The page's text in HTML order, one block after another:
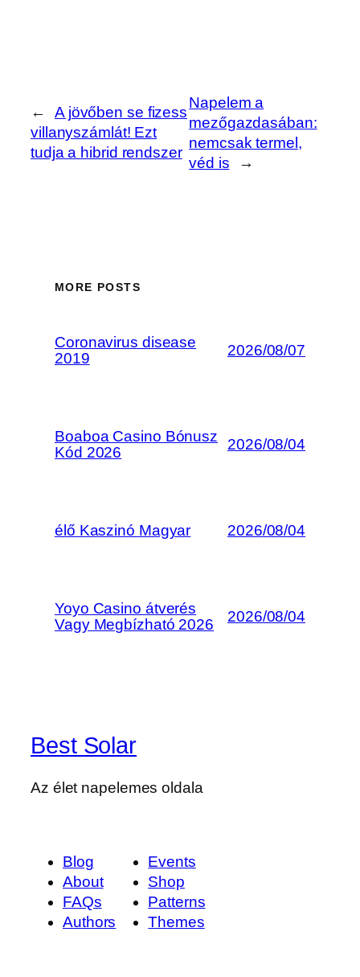
←
A jövőben se fizess
villanyszámlát! Ezt
tudja a hibrid rendszer
Napelem a
mezőgazdasában:
nemcsak termel,
véd is
→
MORE POSTS
Coronavirus disease
2019
2026/08/07
Boaboa Casino Bónusz
Kód 2026
2026/08/04
élő Kaszinó Magyar 2026/08/04
Yoyo Casino átverés
Vagy Megbízható 2026
2026/08/04
Best Solar
Az élet napelemes oldala
Blog
About
FAQs
Authors
Events
Shop
Patterns
Themes